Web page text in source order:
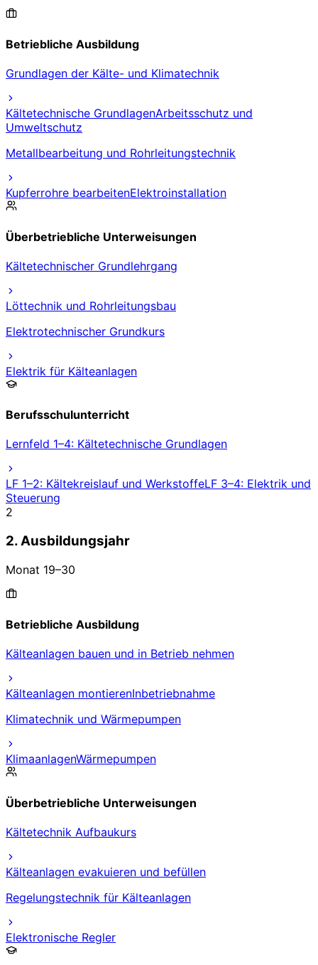
Betriebliche Ausbildung
Grundlagen der Kälte- und Klimatechnik
Kältetechnische GrundlagenArbeitsschutz und
Umweltschutz
Metallbearbeitung und Rohrleitungstechnik
Kupferrohre bearbeitenElektroinstallation
Überbetriebliche Unterweisungen
Kältetechnischer Grundlehrgang
Löttechnik und Rohrleitungsbau
Elektrotechnischer Grundkurs
Elektrik für Kälteanlagen
Berufsschulunterricht
Lernfeld 1–4: Kältetechnische Grundlagen
LF 1–2: Kältekreislauf und WerkstoffeLF 3–4: Elektrik und
Steuerung
2
2. Ausbildungsjahr
Monat 19–30
Betriebliche Ausbildung
Kälteanlagen bauen und in Betrieb nehmen
Kälteanlagen montierenInbetriebnahme
Klimatechnik und Wärmepumpen
KlimaanlagenWärmepumpen
Überbetriebliche Unterweisungen
Kältetechnik Aufbaukurs
Kälteanlagen evakuieren und befüllen
Regelungstechnik für Kälteanlagen
Elektronische Regler